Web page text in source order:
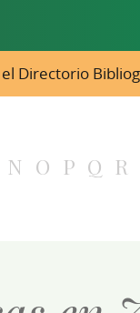
Directorio
N O P Q R